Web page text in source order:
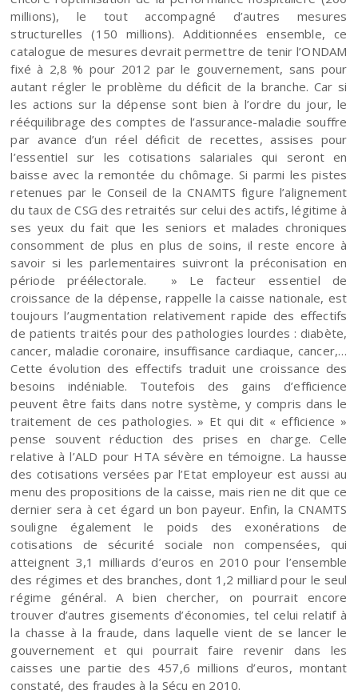
millions), le tout accompagné d’autres mesures
structurelles (150 millions). Additionnées ensemble, ce
catalogue de mesures devrait permettre de tenir l’ONDAM
fixé à 2,8 % pour 2012 par le gouvernement, sans pour
autant régler le problème du déficit de la branche. Car si
les actions sur la dépense sont bien à l’ordre du jour, le
rééquilibrage des comptes de l’assurance-maladie souffre
par avance d’un réel déficit de recettes, assises pour
l’essentiel sur les cotisations salariales qui seront en
baisse avec la remontée du chômage. Si parmi les pistes
retenues par le Conseil de la CNAMTS figure l’alignement
du taux de CSG des retraités sur celui des actifs, légitime à
ses yeux du fait que les seniors et malades chroniques
consomment de plus en plus de soins, il reste encore à
savoir si les parlementaires suivront la préconisation en
période préélectorale. » Le facteur essentiel de
croissance de la dépense, rappelle la caisse nationale, est
toujours l’augmentation relativement rapide des effectifs
de patients traités pour des pathologies lourdes : diabète,
cancer, maladie coronaire, insuffisance cardiaque, cancer,…
Cette évolution des effectifs traduit une croissance des
besoins indéniable. Toutefois des gains d’efficience
peuvent être faits dans notre système, y compris dans le
traitement de ces pathologies. » Et qui dit « efficience »
pense souvent réduction des prises en charge. Celle
relative à l’ALD pour HTA sévère en témoigne. La hausse
des cotisations versées par l’Etat employeur est aussi au
menu des propositions de la caisse, mais rien ne dit que ce
dernier sera à cet égard un bon payeur. Enfin, la CNAMTS
souligne également le poids des exonérations de
cotisations de sécurité sociale non compensées, qui
atteignent 3,1 milliards d’euros en 2010 pour l’ensemble
des régimes et des branches, dont 1,2 milliard pour le seul
régime général. A bien chercher, on pourrait encore
trouver d’autres gisements d’économies, tel celui relatif à
la chasse à la fraude, dans laquelle vient de se lancer le
gouvernement et qui pourrait faire revenir dans les
caisses une partie des 457,6 millions d’euros, montant
constaté, des fraudes à la Sécu en 2010.